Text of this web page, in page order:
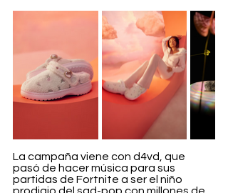
La campaña viene con d4vd, que
pasó de hacer música para sus
partidas de Fortnite a ser el niño